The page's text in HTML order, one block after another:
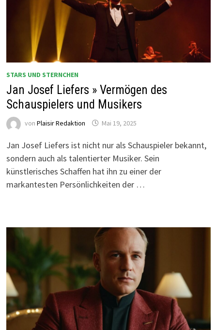
STARS UND STERNCHEN
Jan Josef Liefers » Vermögen des
Schauspielers und Musikers
von Plaisir Redaktion Mai 19, 2025
Jan Josef Liefers ist nicht nur als Schauspieler bekannt,
sondern auch als talentierter Musiker. Sein
künstlerisches Schaffen hat ihn zu einer der
markantesten Persönlichkeiten der …